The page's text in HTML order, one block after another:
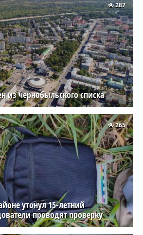
из чернобыльского списка
287
утонул 15-летний
проводят проверку
265